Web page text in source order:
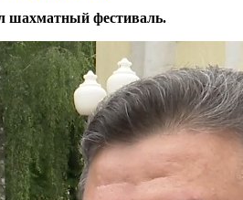
шахматный фестиваль.